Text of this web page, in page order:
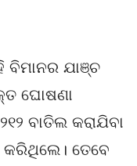
ବିମାନର ଯାଞ୍ଚ
ଘୋଷଣା
ବାତିଲ କରାଯିବା
ତେବେ